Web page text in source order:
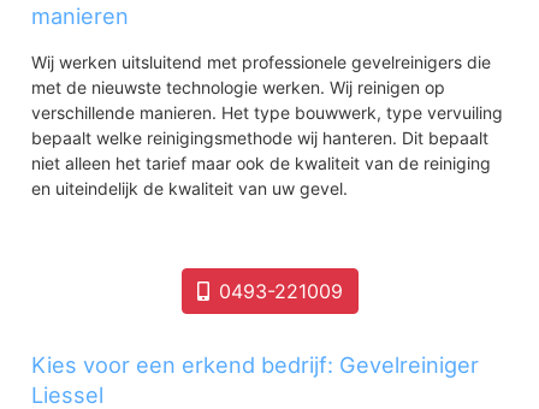
manieren
Wij werken uitsluitend met professionele gevelreinigers die
met de nieuwste technologie werken. Wij reinigen op
verschillende manieren. Het type bouwwerk, type vervuiling
bepaalt welke reinigingsmethode wij hanteren. Dit bepaalt
niet alleen het tarief maar ook de kwaliteit van de reiniging
en uiteindelijk de kwaliteit van uw gevel.
0493-221009
Kies voor een erkend bedrijf: Gevelreiniger
Liessel